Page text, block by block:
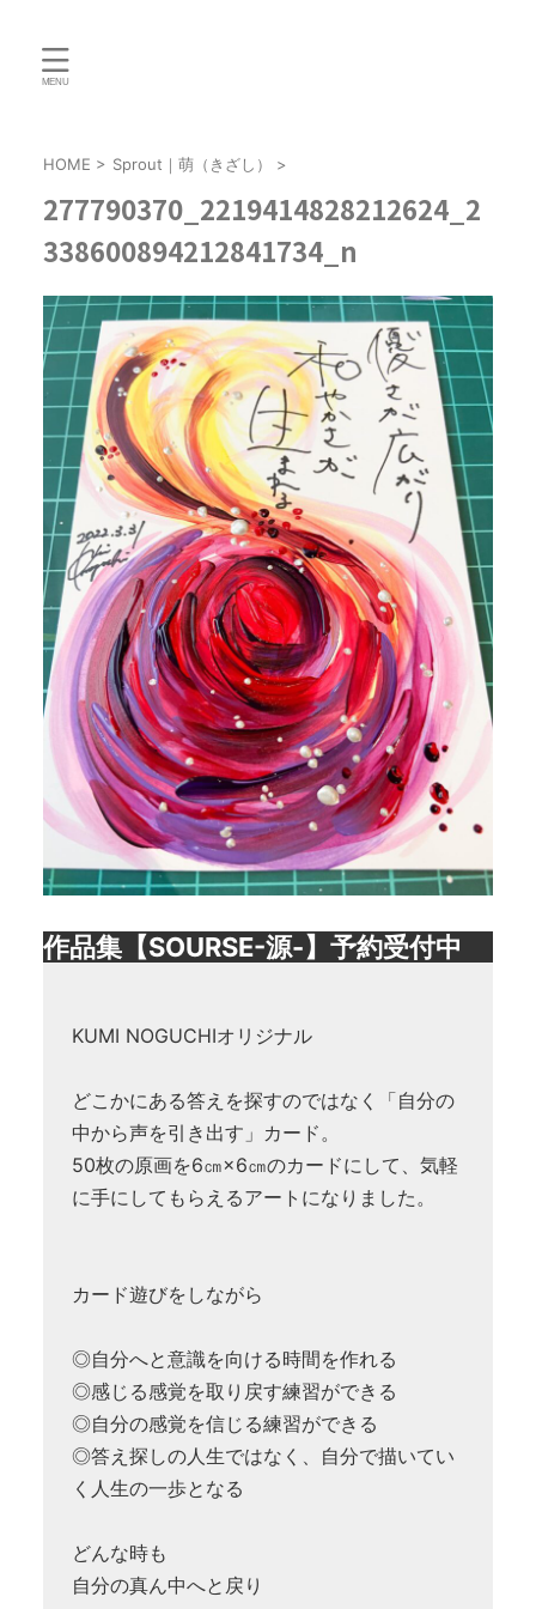
HOME > Sprout｜萌（きざし） >
277790370_2219414828212624_2
338600894212841734_n
作品集【SOURSE-源-】予約受付中
KUMI NOGUCHIオリジナル
どこかにある答えを探すのではなく「自分の
中から声を引き出す」カード。
50枚の原画を6㎝×6㎝のカードにして、気軽
に手にしてもらえるアートになりました。
カード遊びをしながら
◎自分へと意識を向ける時間を作れる
◎感じる感覚を取り戻す練習ができる
◎自分の感覚を信じる練習ができる
◎答え探しの人生ではなく、自分で描いてい
く人生の一歩となる
どんな時も
自分の真ん中へと戻り